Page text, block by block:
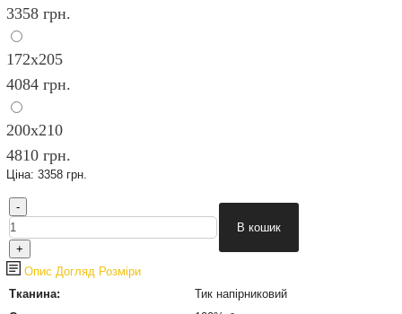
3358 грн.
172х205
4084 грн.
200x210
4810 грн.
Ціна: 3358 грн.
Опис Догляд Розміри
Тканина:
Тик напірниковий